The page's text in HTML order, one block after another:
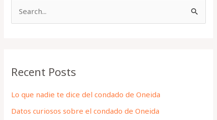
c
f
o
Recent Posts
Lo que nadie te dice del condado de Oneida
Datos curiosos sobre el condado de Oneida